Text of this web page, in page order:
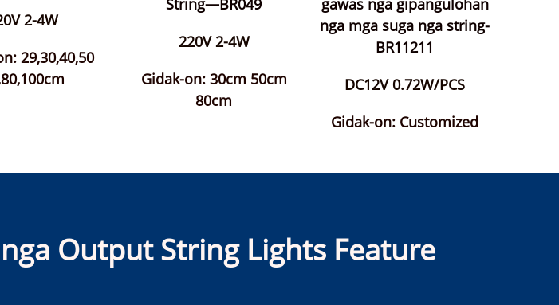
2-4W
29,30,40,50
220V 2-4W
Gidak-on: 30cm 50cm
80cm
nga mga suga nga string-
BR11211
DC12V 0.72W/PCS
Gidak-on: Customized
Output String Lights Feature